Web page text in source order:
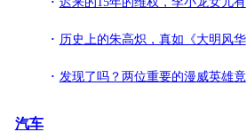
历史上的朱高炽，真如《大明风华》中梁冠华饰演的这么窝囊吗？
发现了吗？两位重要的漫威英雄竟然从没互动
汽车